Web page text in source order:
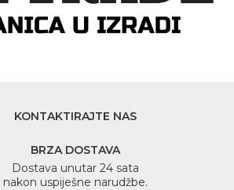
KONTAKTIRAJTE NAS
BRZA DOSTAVA
Dostava unutar 24 sata
nakon uspiješne narudžbe.